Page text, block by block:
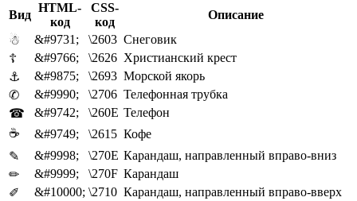
Вид
HTML-
код
CSS-
код
Описание
☃
&#9731; \2603 Снеговик
☦
&#9766; \2626 Христианский крест
⚓
&#9875; \2693 Морской якорь
✆
&#9990; \2706 Телефонная трубка
☎
&#9742; \260E Телефон
☕
&#9749; \2615 Кофе
✎
&#9998; \270E Карандаш, направленный вправо-вниз
✏
&#9999; \270F Карандаш
✐
&#10000; \2710 Карандаш, направленный вправо-вверх